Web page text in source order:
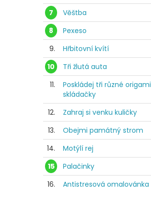
7
Věštba
8
Pexeso
9.
Hřbitovní kvítí
10
Tři žlutá auta
11.
Poskládej tři různé origami
skládačky
12.
Zahraj si venku kuličky
13.
Obejmi památný strom
14.
Motýlí rej
15
Palačinky
16.
Antistresová omalovánka